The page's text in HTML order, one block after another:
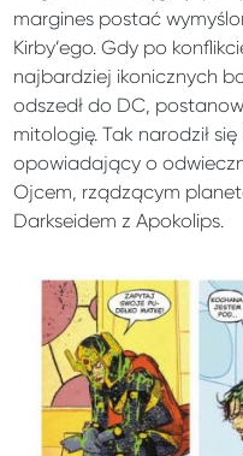
margines postać
Kirby’ego. Gdy po
najbardziej ikonicznych
odszedł do DC,
mitologię. Tak narodził
opowiadający o
Ojcem, rządzącym
Darkseidem z Apokolips.